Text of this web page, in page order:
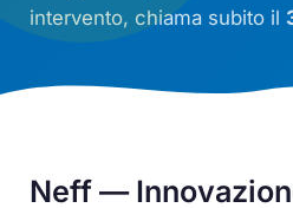
intervento, chiama subito il
Neff —